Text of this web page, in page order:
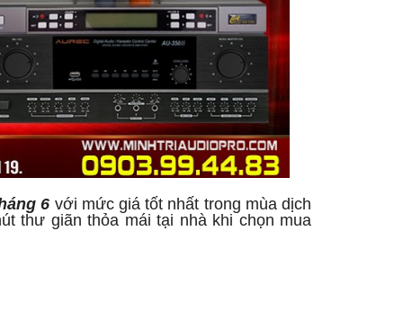
6 với mức giá tốt nhất trong mùa dịch
thư giãn thỏa mái tại nhà khi chọn mua